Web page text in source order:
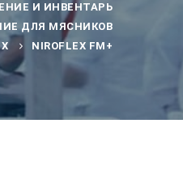
И ИНВЕНТАРЬ
ДЛЯ МЯСНИКОВ
NIROFLEX FM+